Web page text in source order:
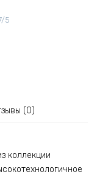
5
(0)
коллекции